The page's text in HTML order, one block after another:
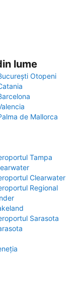
lume
Otopeni
de Mallorca
Tampa
Clearwater
Regional
Sarasota